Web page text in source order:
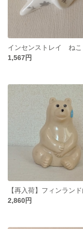
インセンストレイ ねこ
1,567円
2,860円